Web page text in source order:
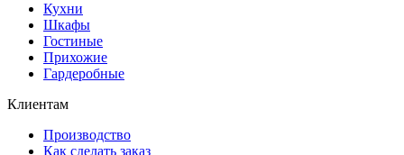
Кухни
Шкафы
Гостиные
Прихожие
Гардеробные
Клиентам
Производство
Как сделать заказ